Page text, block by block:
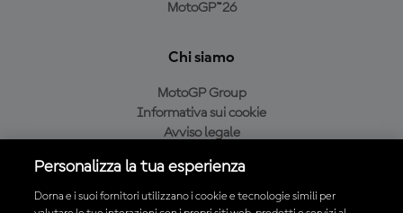
MotoGP™26
Chi siamo
MotoGP Group
Informativa sui cookie
Avviso legale
Condizioni di acquisto
Personalizza la tua esperienza
Dorna e i suoi fornitori utilizzano i cookie e tecnologie simili per